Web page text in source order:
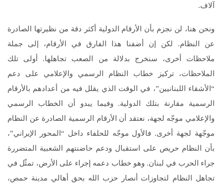
آلاف.
ونحن هنا، لن نجزم بأن الأرقام الدولية أكثر دقة من نظيرتها الصادرة
عن النظام. لكن إن أضفنا هذا الفارق في الأرقام، إلى جملة
ملاحظات أخرى، سنخرج بدلالة من الصعب تجاهلها. أولى تلك
الملاحظات، تركيز خطاب النظام الرسمي والإعلامي على دعم
“الأشقاء اللبنانيين”، في الوقت الذي يقلل فيه من أعدادهم بالأرقام
الرسمية مقارنة بتلك الدولية. وفيما يبدو أن الخطاب الرسمي
والإعلامي موجّه لجهة، نعتقد أن الأرقام الرسمية الصادرة عن النظام
موجّهة لجهة أخرى. فالأول موجّه للحلفاء داخل “المحور الإيراني”،
بأن النظام حريص على استقبال ودعم حاضنتهم الشعبية المتضررة
جراء الحرب في لبنان. وهو خطاب دعمه إجراء على الأرض، تمثّل في
تجاهل النظام لتجاوزات أنصار حزب الله بحق أهالي مدينة حمص،